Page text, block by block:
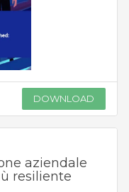
DOWNLOAD
aziendale
resiliente